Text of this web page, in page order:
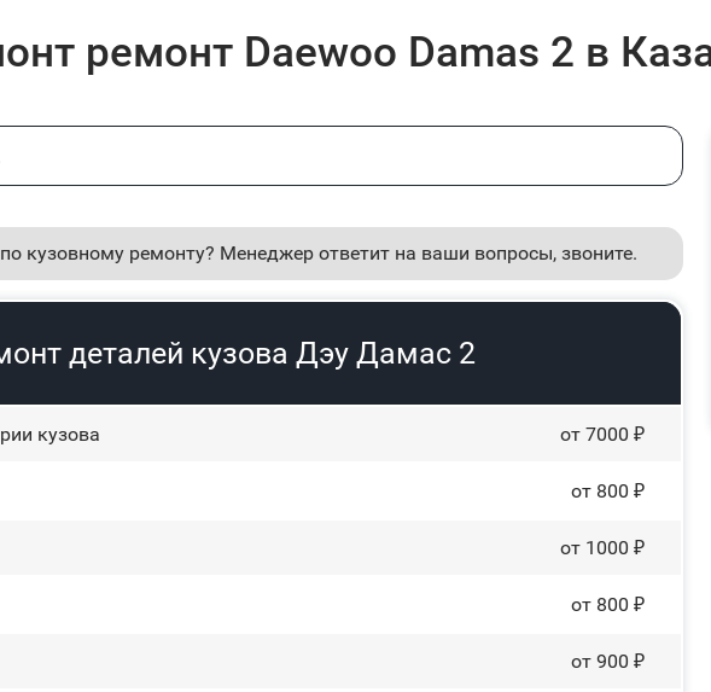
ремонт Daewoo Damas 2 в
кузовному ремонту? Менеджер ответит на ваши вопросы, звоните.
деталей кузова Дэу Дамас 2
кузова от 7000 ₽
от 800 ₽
от 1000 ₽
от 800 ₽
от 900 ₽